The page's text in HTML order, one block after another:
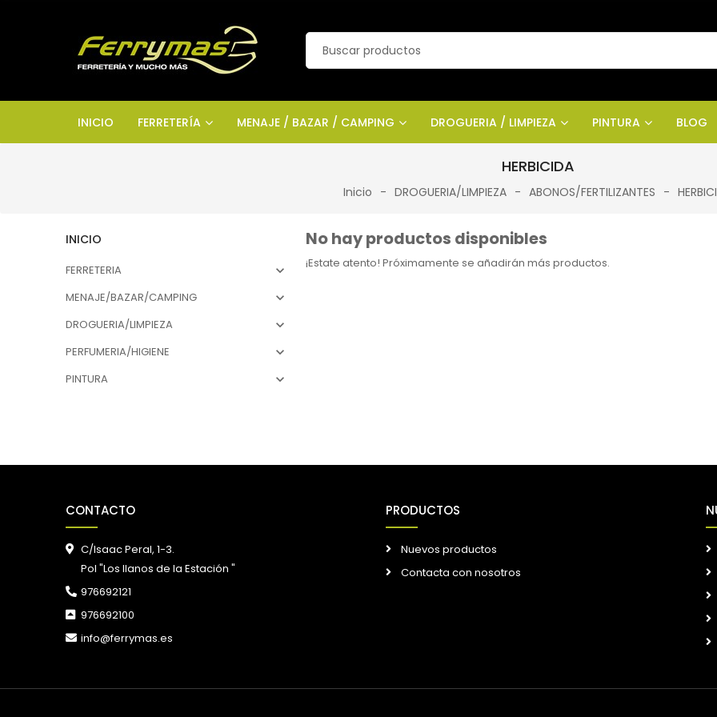
INICIO FERRETERÍA MENAJE / BAZAR / CAMPING DROGUERIA / LIMPIEZA PINTURA BLOG
HERBICIDA
Inicio DROGUERIA/LIMPIEZA ABONOS/FERTILIZANTES
INICIO
FERRETERIA 
MENAJE/BAZAR/CAMPING 
DROGUERIA/LIMPIEZA 
PERFUMERIA/HIGIENE 
PINTURA 
No hay productos disponibles
¡Estate atento! Próximamente se añadirán más productos.
CONTACTO
C/Isaac Peral, 1-3.
Pol "Los llanos de la Estación "
976692121
976692100
info@ferrymas.es
PRODUCTOS
Nuevos productos
Contacta con nosotros